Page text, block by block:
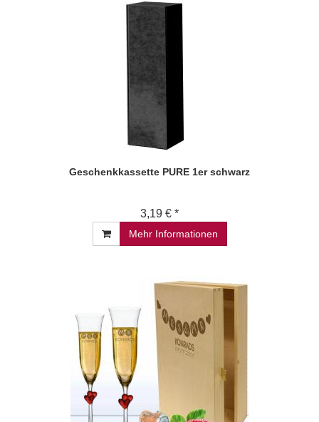
Geschenkkassette PURE 1er schwarz
3,19 € *
Mehr Informationen